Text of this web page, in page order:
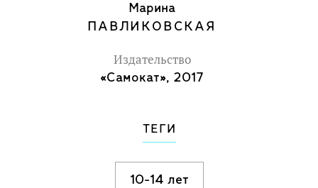
Марина
ПАВЛИКОВСКАЯ
Издательство
«Самокат», 2017
ТЕГИ
10-14 лет